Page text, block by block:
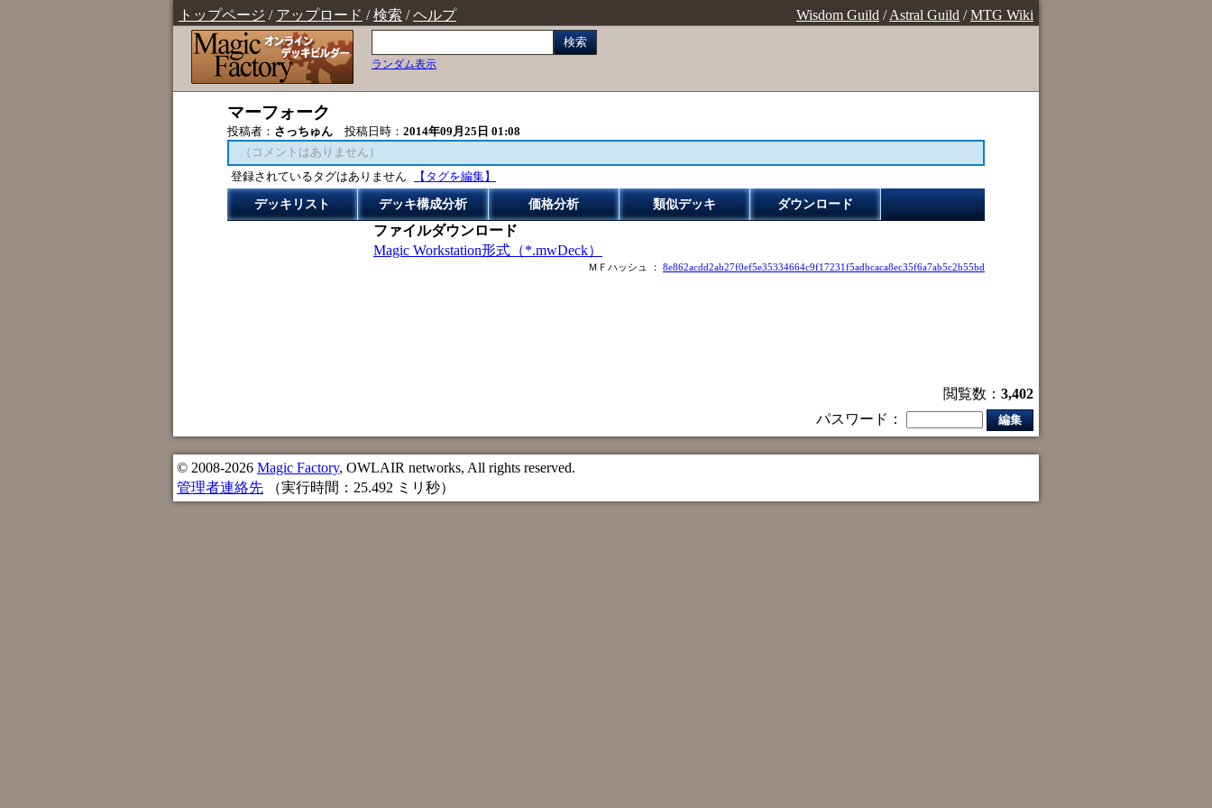
トップページ / アップロード /検索 /ヘルプ Wisdom Guild /Astral Guild /MTG Wiki
検索
ランダム表示
マーフォーク
投稿者： さっちゅん 投稿日時： 2014年09月25日 01:08
（コメントはありません）
登録されているタグはありません
【タグを編集】
デッキリスト デッキ構成分析 価格分析 類似デッキ ダウンロード
ファイルダウンロード
Magic Workstation形式（*.mwDeck）
ＭＦハッシュ ： 8e862acdd2ab27f0ef5e35334664c9f17231f5adbcaca8ec35f6a7ab5c2b55bd
閲覧数： 3,402
パスワード：
編集
© 2008-2026 Magic Factory, OWLAIR networks, All rights reserved.
管理者連絡先 （実行時間：25.492 ミリ秒）